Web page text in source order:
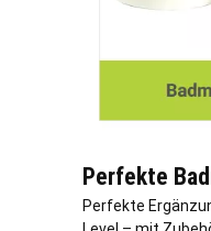
Perfekte
Perfekte